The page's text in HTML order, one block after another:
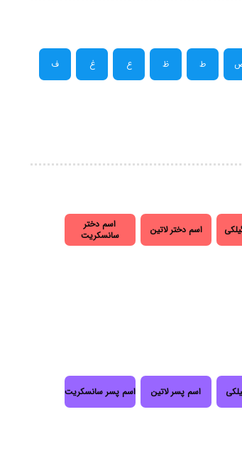
ط ظ ع غ ف
اسم دختر لاتین
اسم دختر
سانسکریت
اسم پسر لاتین اسم پسر سانسکریت